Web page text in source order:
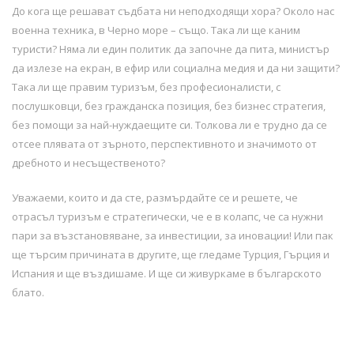
До кога ще решават съдбата ни неподходящи хора? Около нас
военна техника, в Черно море – също. Така ли ще каним
туристи? Няма ли един политик да започне да пита, министър
да излезе на екран, в ефир или социална медия и да ни защити?
Така ли ще правим туризъм, без професионалисти, с
послушковци, без гражданска позиция, без бизнес стратегия,
без помощи за най-нуждаещите си. Толкова ли е трудно да се
отсее плявата от зърното, перспективното и значимото от
дребното и несъщественото?
Уважаеми, които и да сте, размърдайте се и решете, че
отрасъл туризъм е стратегически, че е в колапс, че са нужни
пари за възстановяване, за инвестиции, за иновации! Или пак
ще търсим причината в другите, ще гледаме Турция, Гърция и
Испания и ще въздишаме. И ще си живуркаме в българското
блато.